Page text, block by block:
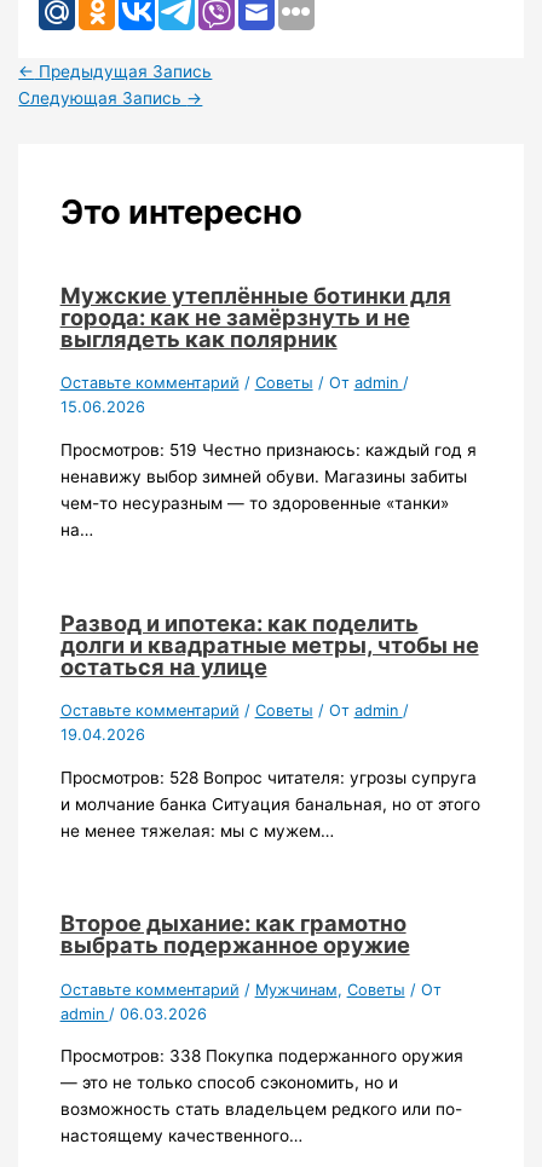
← Предыдущая Запись
Следующая Запись →
Это интересно
Мужские утеплённые ботинки для
города: как не замёрзнуть и не
выглядеть как полярник
Оставьте комментарий / Советы / От admin /
15.06.2026
Просмотров: 519 Честно признаюсь: каждый год я
ненавижу выбор зимней обуви. Магазины забиты
чем-то несуразным — то здоровенные «танки»
на…
Развод и ипотека: как поделить
долги и квадратные метры, чтобы не
остаться на улице
Оставьте комментарий / Советы / От admin /
19.04.2026
Просмотров: 528 Вопрос читателя: угрозы супруга
и молчание банка Ситуация банальная, но от этого
не менее тяжелая: мы с мужем…
Второе дыхание: как грамотно
выбрать подержанное оружие
Оставьте комментарий / Мужчинам, Советы / От
admin / 06.03.2026
Просмотров: 338 Покупка подержанного оружия
— это не только способ сэкономить, но и
возможность стать владельцем редкого или по-
настоящему качественного…